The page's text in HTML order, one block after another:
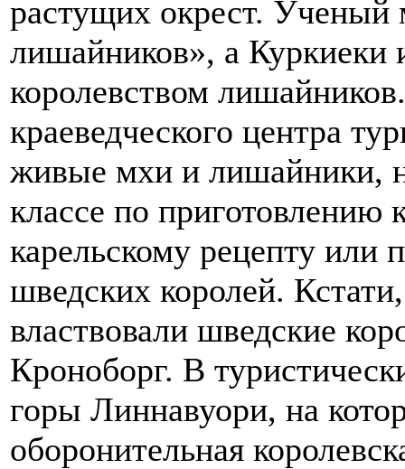
растущих окрест. Ученый
лишайников», а Куркиеки
королевством
краеведческого центра
живые мхи и лишайники,
классе по приготовлению
карельскому рецепту или
шведских королей.
властвовали шведские
Кроноборг. В
горы Линнавуори, на
оборонительная